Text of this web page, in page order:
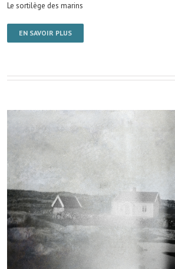
Le sortilège des marins
EN SAVOIR PLUS